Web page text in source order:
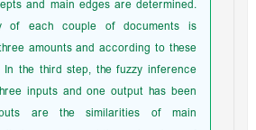
and main edges are determined.
of each couple of documents is
amounts and according to these
In the third step, the fuzzy inference
inputs and one output has been
are the similarities of main